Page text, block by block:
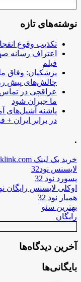
نوشته‌های تازه
تکذیب وقوع
اعتراف رسانه
فیلم
پزشکیان: وفاق
چالش‌های پیش
عراقچی در تماس
ما جبران شود
پاشنه آشیل‌های
در برابر ایران +
.
خرید بک لینک behtarinbacklink.com
لایسنس نود32
پسورد نود 32
اوکلی لایسنس رایگان نود
همیار نود 32
بهترین سئو
رایگان
آخرین دیدگاه‌ها
بایگانی‌ها